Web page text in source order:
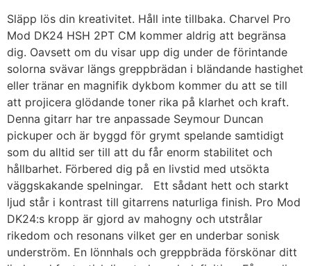
Släpp lös din kreativitet. Håll inte tillbaka. Charvel Pro
Mod DK24 HSH 2PT CM kommer aldrig att begränsa
dig. Oavsett om du visar upp dig under de förintande
solorna svävar längs greppbrädan i bländande hastighet
eller tränar en magnifik dykbom kommer du att se till
att projicera glödande toner rika på klarhet och kraft.
Denna gitarr har tre anpassade Seymour Duncan
pickuper och är byggd för grymt spelande samtidigt
som du alltid ser till att du får enorm stabilitet och
hållbarhet. Förbered dig på en livstid med utsökta
väggskakande spelningar. Ett sådant hett och starkt
ljud står i kontrast till gitarrens naturliga finish. Pro Mod
DK24:s kropp är gjord av mahogny och utstrålar
rikedom och resonans vilket ger en underbar sonisk
underström. En lönnhals och greppbräda förskönar ditt